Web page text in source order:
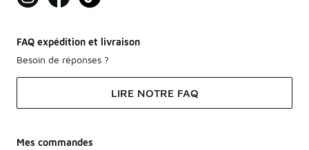
FAQ expédition et livraison
Besoin de réponses ?
LIRE NOTRE FAQ
Mes commandes